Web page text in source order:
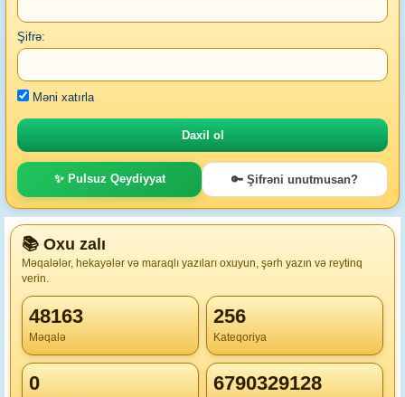
Şifrə:
Məni xatırla
✨ Pulsuz Qeydiyyat 🔑 Şifrəni unutmusan?
📚 Oxu zalı
Məqalələr, hekayələr və maraqlı yazıları oxuyun, şərh yazın və reytinq
verin.
48163
Məqalə
256
Kateqoriya
0 6790329128